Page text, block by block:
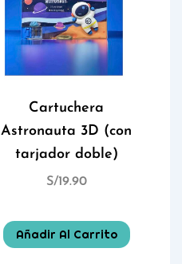
Cartuchera
Astronauta 3D (con
tarjador doble)
S/19.90
Añadir Al Carrito